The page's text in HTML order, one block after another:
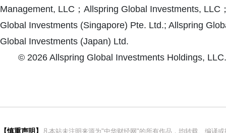
Management, LLC；Allspring Global Investments,
Global Investments (Singapore) Pte. Ltd.; Allspring
Global Investments (Japan) Ltd.
© 2026 Allspring Global Investments Holdings,
【慎重声明】
凡本站未注明来源为"中华财经网"的所有作品，均转载、编译